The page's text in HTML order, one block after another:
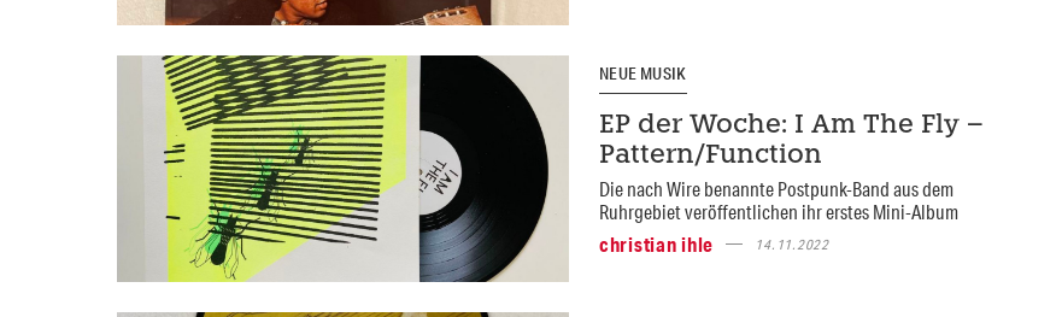
NEUE MUSIK
EP der Woche: I Am The Fly –
Pattern/Function
Die nach Wire benannte Postpunk-Band aus dem
Ruhrgebiet veröffentlichen ihr erstes Mini-Album
christian ihle
14.11.2022